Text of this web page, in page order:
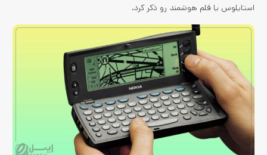
استایلوس یا قلم هوشمند رو ذکر کرد.